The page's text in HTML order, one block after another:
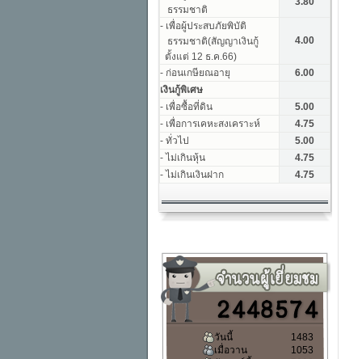
วันนี้
1483
เมื่อวาน
1053